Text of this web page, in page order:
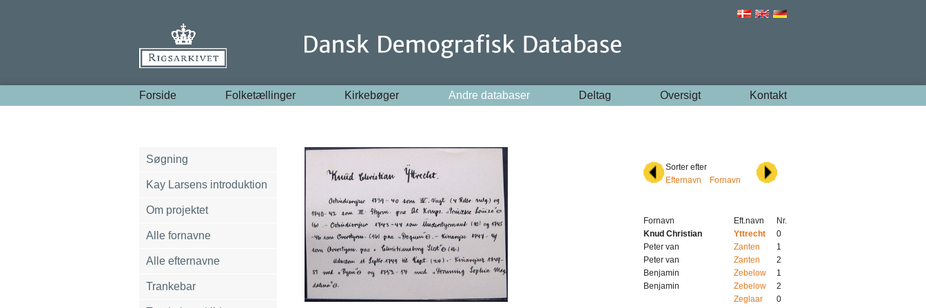
Forside Folketællinger Kirkebøger Andre databaser Deltag Oversigt Kontakt
Søgning
Kay Larsens introduktion
Om projektet
Alle fornavne
Alle efternavne
Trankebar
Sorter efter
Efternavn
Fornavn
Fornavn Eft.navn
Nr.
Knud Christian
Yttrecht
0
Peter van
Zanten
1
Peter van
Zanten
2
Benjamin
Zebelow
1
Benjamin
Zebelow
2
Zeglaar
0